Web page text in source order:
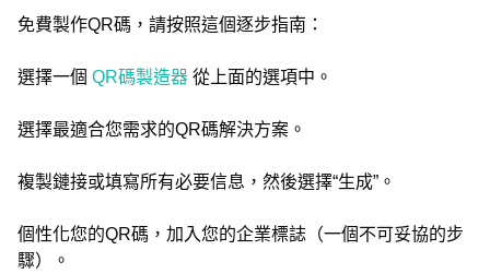
免費製作QR碼，請按照這個逐步指南：
選擇一個 QR碼製造器 從上面的選項中。
選擇最適合您需求的QR碼解決方案。
複製鏈接或填寫所有必要信息，然後選擇“生成”。
個性化您的QR碼，加入您的企業標誌（一個不可妥協的步
驟）。